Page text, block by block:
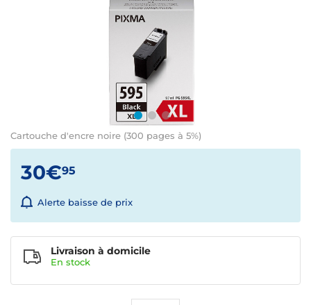
Cartouche d'encre noire (300 pages à 5%)
30€95
Alerte baisse de prix
Livraison à domicile
En stock